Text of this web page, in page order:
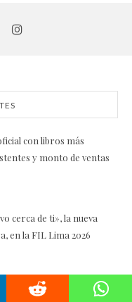
con libros más
y monto de ventas
cerca de ti», la nueva
en la FIL Lima 2026
del poemario «Enemigo»